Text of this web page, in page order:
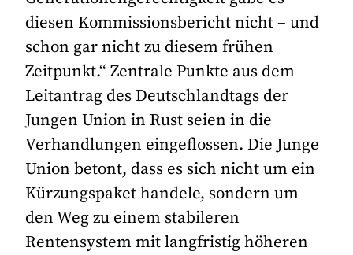
diesen Kommissionsbericht nicht – und
schon gar nicht zu diesem frühen
Zeitpunkt.“ Zentrale Punkte aus dem
Leitantrag des Deutschlandtags der
Jungen Union in Rust seien in die
Verhandlungen eingeflossen. Die Junge
Union betont, dass es sich nicht um ein
Kürzungspaket handele, sondern um
den Weg zu einem stabileren
Rentensystem mit langfristig höheren